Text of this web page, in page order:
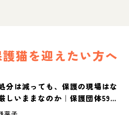
猫を迎えたい方へ
分は減っても、保護の現場はな
しいままなのか｜保護団体59団
実態調査【保護犬・保護猫白書